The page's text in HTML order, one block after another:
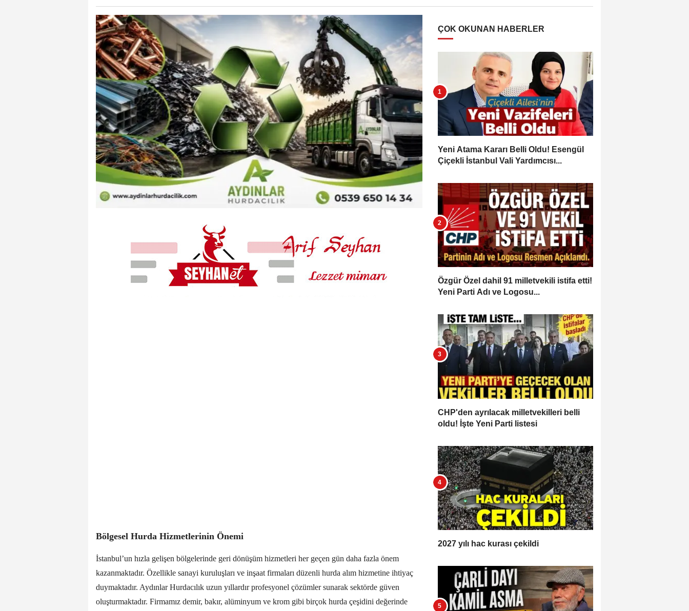
Bölgesel Hurda Hizmetlerinin Önemi
İstanbul’un hızla gelişen bölgelerinde geri dönüşüm hizmetleri her geçen gün daha fazla önem
kazanmaktadır. Özellikle sanayi kuruluşları ve inşaat firmaları düzenli hurda alım hizmetine ihtiyaç
duymaktadır. Aydınlar Hurdacılık uzun yıllardır profesyonel çözümler sunarak sektörde güven
oluşturmaktadır. Firmamız demir, bakır, alüminyum ve krom gibi birçok hurda çeşidini değerinde
ÇOK OKUNAN HABERLER
Yeni Atama Kararı Belli Oldu! Esengül
Çiçekli İstanbul Vali Yardımcısı...
Özgür Özel dahil 91 milletvekili istifa etti!
Yeni Parti Adı ve Logosu...
CHP'den ayrılacak milletvekilleri belli
oldu! İşte Yeni Parti listesi
2027 yılı hac kurası çekildi